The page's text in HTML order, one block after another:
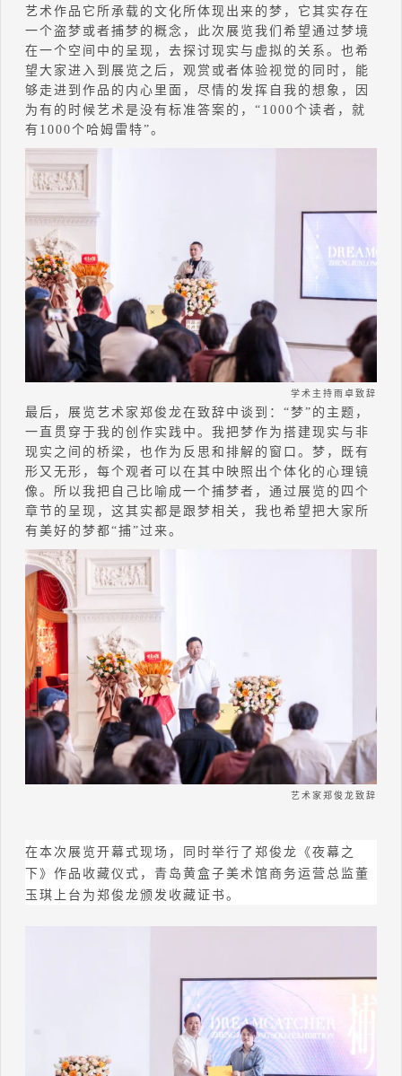
艺术作品它所承载的文化所体现出来的梦，它其实存在
一个盗梦或者捕梦的概念，此次展览我们希望通过梦境
在一个空间中的呈现，去探讨现实与虚拟的关系。也希
望大家进入到展览之后，观赏或者体验视觉的同时，能
够走进到作品的内心里面，尽情的发挥自我的想象，因
为有的时候艺术是没有标准答案的，“1000个读者，就
有1000个哈姆雷特”。
学术主持雨卓致辞
最后，展览艺术家郑俊龙在致辞中谈到：“梦” 的主题，
一直贯穿于我的创作实践中。我把梦作为搭建现实与非
现实之间的桥梁，也作为反思和排解的窗口。梦，既有
形又无形，每个观者可以在其中映照出个体化的心理镜
像。所以我把自己比喻成一个捕梦者，通过展览的四个
章节的呈现，这其实都是跟梦相关，我也希望把大家所
有美好的梦都“捕”过来。
艺术家郑俊龙致辞
在本次展览开幕式现场，同时举行了郑俊龙 《夜幕之
下》作品收藏仪式，青岛黄盒子美术馆商务运营总监董
玉琪上台为郑俊龙颁发收藏证书。